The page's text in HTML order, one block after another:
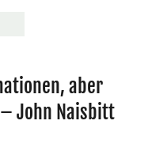
aber
– John Naisbitt